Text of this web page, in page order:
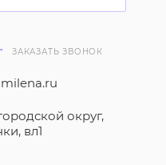
ЗАКАЗАТЬ ЗВОНОК
округ,
вл1